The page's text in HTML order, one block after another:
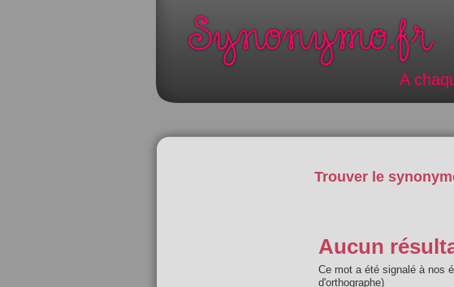
A
Trouver le
Aucun
Ce mot a été signalé à nos
d'orthographe)